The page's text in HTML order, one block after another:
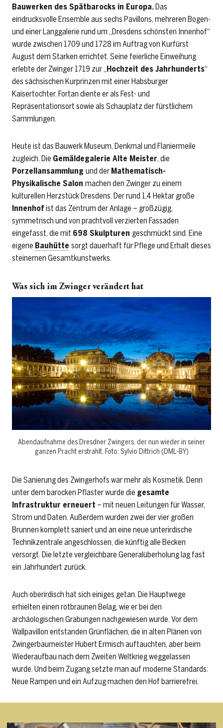
Bauwerken des Spätbarocks in Europa.Das
eindrucksvolle Ensemble aus sechs Pavillons, mehreren Bogen-
und einer Langgalerie rund um „Dresdens schönsten Innenhof“
wurde zwischen 1709 und 1728 im Auftrag von Kurfürst
August dem Starken errichtet. Seine feierliche Einweihung
erlebte der Zwinger 1719 zur „Hochzeit des Jahrhunderts“
des sächsischen Kurprinzen mit einer Habsburger
Kaisertochter. Fortan diente er als Fest- und
Repräsentationsort sowie als Schauplatz der fürstlichem
Sammlungen.
Heute ist das Bauwerk Museum, Denkmal und Flaniermeile
zugleich. Die Gemäldegalerie Alte Meister, die
Porzellansammlung und der Mathematisch-
Physikalische Salon machen den Zwinger zu einem
kulturellen Herzstück Dresdens. Der rund 1,4 Hektar große
Innenhof ist das Zentrum der Anlage – großzügig,
symmetrisch und von prachtvoll verzierten Fassaden
eingefasst, die mit 698 Skulpturen geschmückt sind. Eine
eigene Bauhütte sorgt dauerhaft für Pflege und Erhalt dieses
steinernen Gesamtkunstwerks.
Was sich im Zwinger verändert hat
Abendaufnahme des Dresdner Zwingers, der nun wieder in seiner
ganzen Pracht erstrahlt. Foto: Sylvio Dittrich (DML-BY)
Die Sanierung des Zwingerhofs war mehr als Kosmetik. Denn
unter dem barocken Pflaster wurde die gesamte
Infrastruktur erneuert – mit neuen Leitungen für Wasser,
Strom und Daten. Außerdem wurden zwei der vier großen
Brunnen komplett saniert und an eine neue unterirdische
Technikzentrale angeschlossen, die künftig alle Becken
versorgt. Die letzte vergleichbare Generalüberholung lag fast
ein Jahrhundert zurück.
Auch oberirdisch hat sich einiges getan. Die Hauptwege
erhielten einen rotbraunen Belag, wie er bei den
archäologischen Grabungen nachgewiesen wurde. Vor dem
Wallpavillon entstanden Grünflächen, die in alten Plänen von
Zwingerbaumeister Hubert Ermisch auftauchten, aber beim
Wiederaufbau nach dem Zweiten Weltkrieg weggelassen
wurde. Und beim Zugang setzte man auf moderne Standards:
Neue Rampen und ein Aufzug machen den Hof barrierefrei.